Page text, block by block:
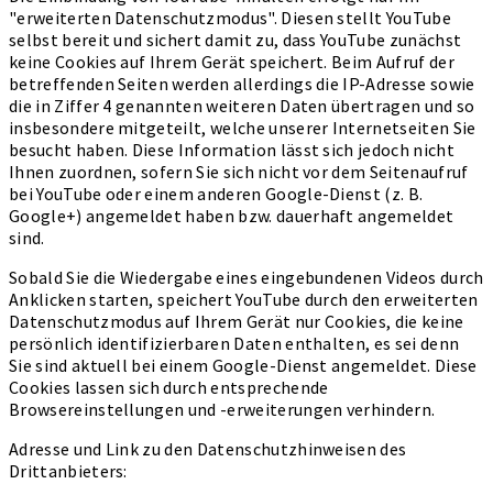
"erweiterten Datenschutzmodus". Diesen stellt YouTube
selbst bereit und sichert damit zu, dass YouTube zunächst
keine Cookies auf Ihrem Gerät speichert. Beim Aufruf der
betreffenden Seiten werden allerdings die IP-Adresse sowie
die in Ziffer 4 genannten weiteren Daten übertragen und so
insbesondere mitgeteilt, welche unserer Internetseiten Sie
besucht haben. Diese Information lässt sich jedoch nicht
Ihnen zuordnen, sofern Sie sich nicht vor dem Seitenaufruf
bei YouTube oder einem anderen Google-Dienst (z. B.
Google+) angemeldet haben bzw. dauerhaft angemeldet
sind.
Sobald Sie die Wiedergabe eines eingebundenen Videos durch
Anklicken starten, speichert YouTube durch den erweiterten
Datenschutzmodus auf Ihrem Gerät nur Cookies, die keine
persönlich identifizierbaren Daten enthalten, es sei denn
Sie sind aktuell bei einem Google-Dienst angemeldet. Diese
Cookies lassen sich durch entsprechende
Browsereinstellungen und -erweiterungen verhindern.
Adresse und Link zu den Datenschutzhinweisen des
Drittanbieters: